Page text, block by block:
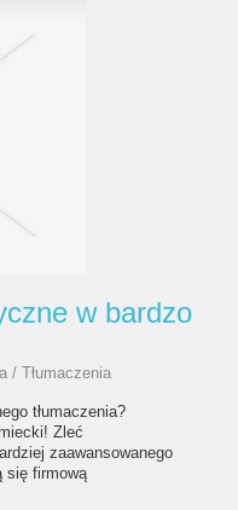
w bardzo
/ Tłumaczenia
tłumaczenia?
Zleć
zaawansowanego
się firmową